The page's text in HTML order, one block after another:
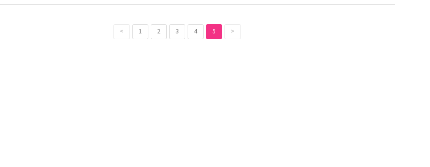
< 1 2 3 4 5 >